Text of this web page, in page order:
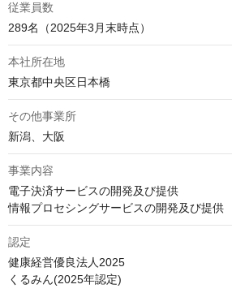
従業員数
289名（2025年3月末時点）
本社所在地
東京都中央区日本橋
その他事業所
新潟、大阪
事業内容
電子決済サービスの開発及び提供
情報プロセシングサービスの開発及び提供
認定
健康経営優良法人2025
くるみん(2025年認定)